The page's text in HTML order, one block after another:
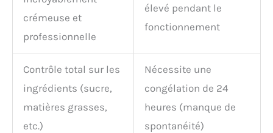
crémeuse et
professionnelle
élevé pendant le
fonctionnement
Contrôle total sur les
ingrédients (sucre,
matières grasses,
etc.)
Nécessite une
congélation de 24
heures (manque de
spontanéité)